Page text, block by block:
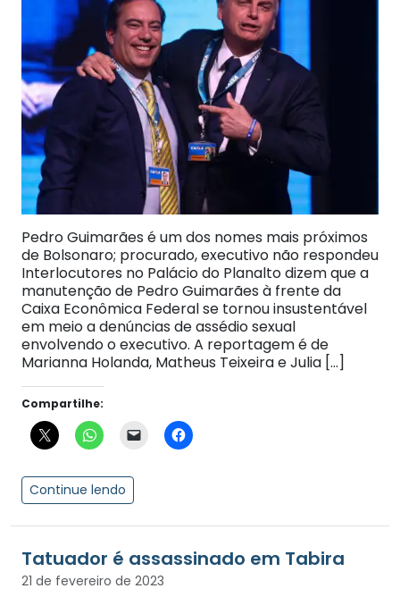
Pedro Guimarães é um dos nomes mais próximos
de Bolsonaro; procurado, executivo não respondeu
Interlocutores no Palácio do Planalto dizem que a
manutenção de Pedro Guimarães à frente da
Caixa Econômica Federal se tornou insustentável
em meio a denúncias de assédio sexual
envolvendo o executivo. A reportagem é de
Marianna Holanda, Matheus Teixeira e Julia […]
Compartilhe:
Continue lendo
Tatuador é assassinado em Tabira
21 de fevereiro de 2023